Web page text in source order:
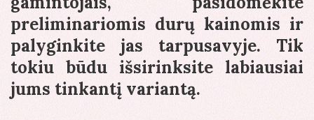
preliminariomis durų kainomis ir
palyginkite jas tarpusavyje. Tik
tokiu būdu išsirinksite labiausiai
jums tinkantį variantą.